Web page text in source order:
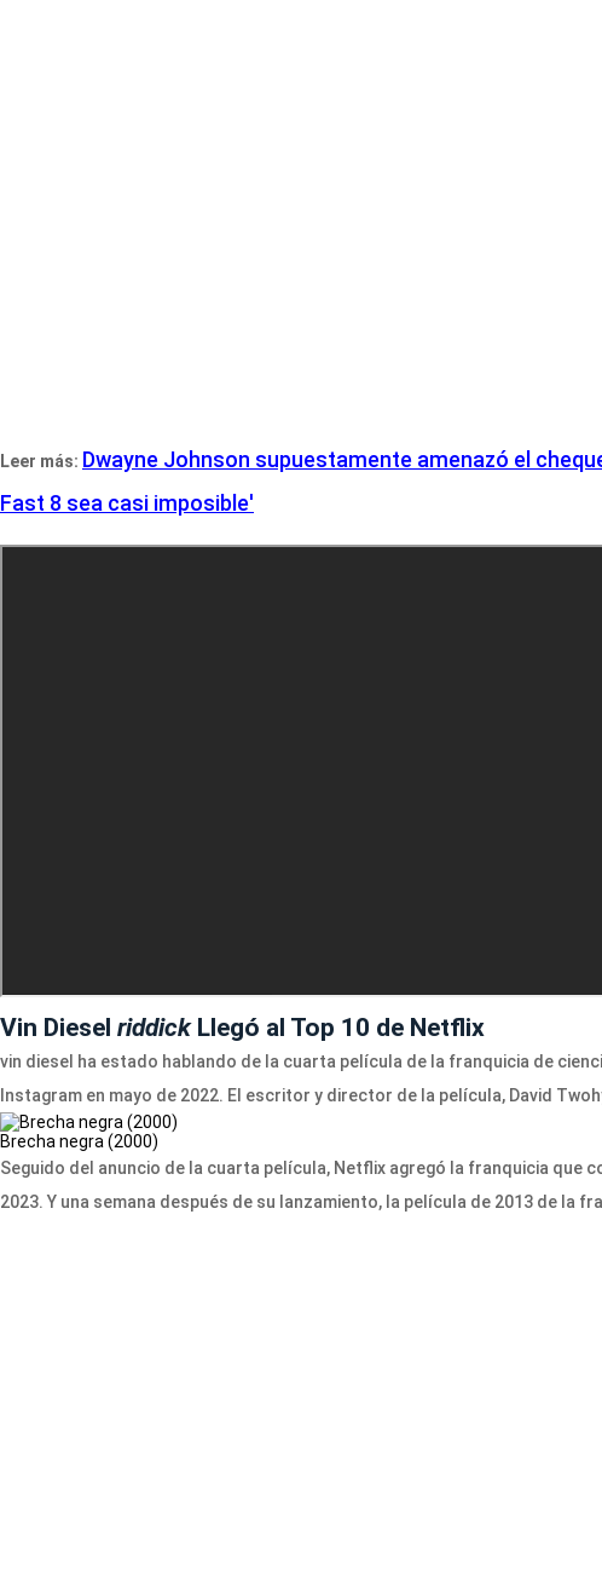
Leer más: Dwayne Johnson supuestamente amenazó el
Fast 8 sea casi imposible'
Vin Diesel riddickLlegó al Top 10 de Netflix
vin diesel ha estado hablando de la cuarta película de la franquicia de
Instagram en mayo de 2022. El escritor y director de la película, David
Brecha negra (2000)
Seguido del anuncio de la cuarta película, Netflix agregó la franquicia que
2023. Y una semana después de su lanzamiento, la película de 2013 de la